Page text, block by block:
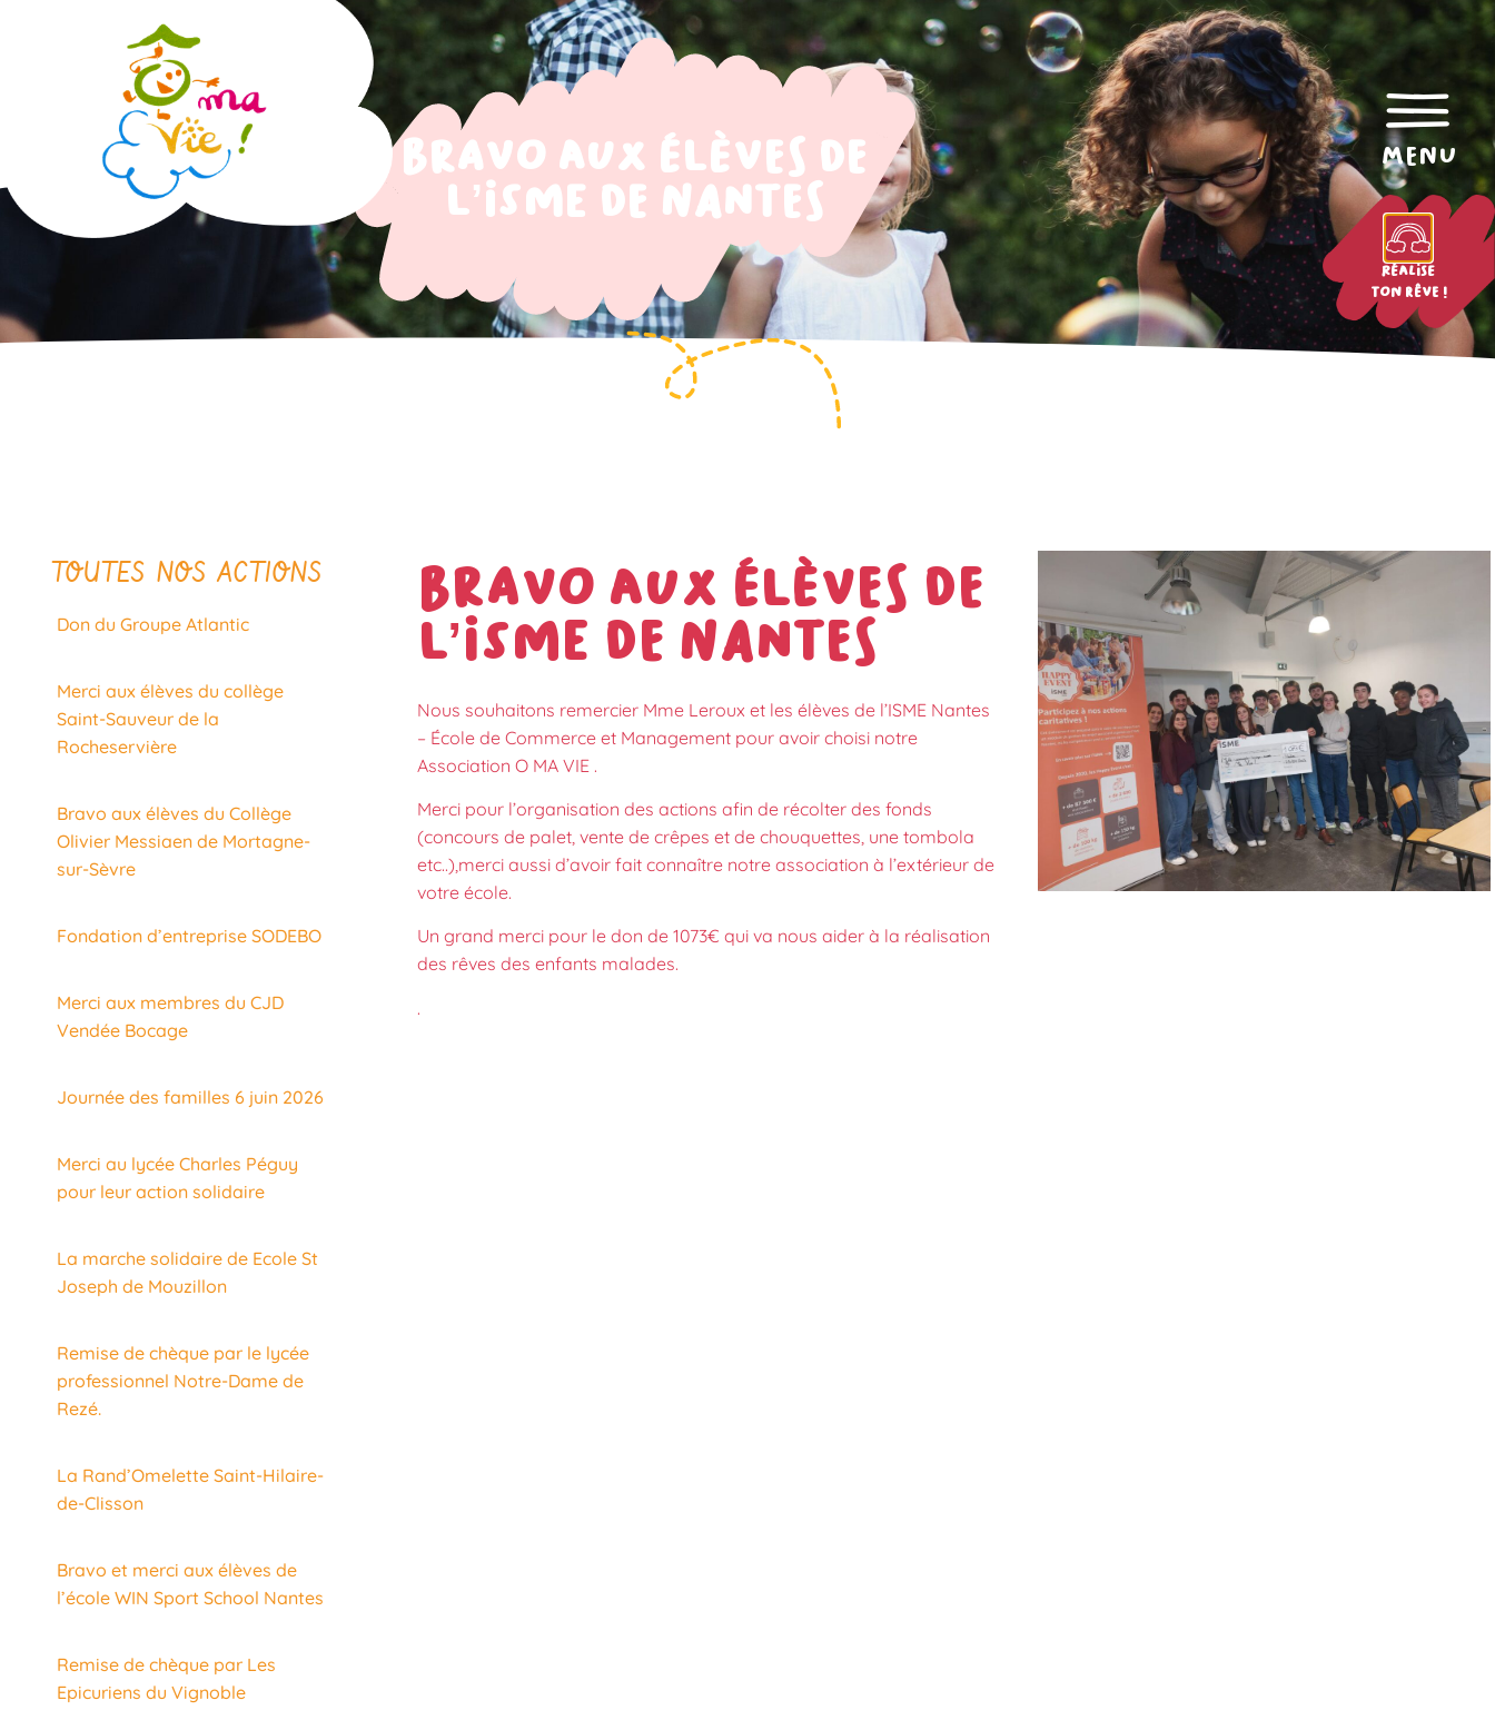
menu
Bravo aux élèves de
l’ISME de Nantes
TOUTES NOS ACTIONS
Don du Groupe Atlantic
Merci aux élèves du collège
Saint-Sauveur de la
Rocheservière
Bravo aux élèves du Collège
Olivier Messiaen de Mortagne-
sur-Sèvre
Fondation d’entreprise SODEBO
Merci aux membres du CJD
Vendée Bocage
Journée des familles 6 juin 2026
Merci au lycée Charles Péguy
pour leur action solidaire
La marche solidaire de Ecole St
Joseph de Mouzillon
Remise de chèque par le lycée
professionnel Notre-Dame de
Rezé.
La Rand’Omelette Saint-Hilaire-
de-Clisson
Bravo et merci aux élèves de
l’école WIN Sport School Nantes
Remise de chèque par Les
Epicuriens du Vignoble
Bravo aux élèves de
l’ISME de Nantes
Nous souhaitons remercier Mme Leroux et les élèves de l’ISME Nantes
– École de Commerce et Management pour avoir choisi notre
Association O MA VIE .
Merci pour l’organisation des actions afin de récolter des fonds
(concours de palet, vente de crêpes et de chouquettes, une tombola
etc..),merci aussi d’avoir fait connaître notre association à l’extérieur de
votre école.
Un grand merci pour le don de 1073€ qui va nous aider à la réalisation
des rêves des enfants malades.
.
Réalise
ton rêve !